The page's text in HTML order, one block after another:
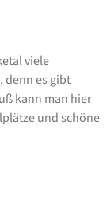
viele
denn es gibt
kann man hier
und schöne